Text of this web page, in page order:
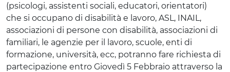
(psicologi, assistenti sociali, educatori, orientatori)
che si occupano di disabilità e lavoro, ASL, INAIL,
associazioni di persone con disabilità, associazioni di
familiari, le agenzie per il lavoro, scuole, enti di
formazione, università, ecc, potranno fare richiesta di
partecipazione entro Giovedì 5 Febbraio attraverso la